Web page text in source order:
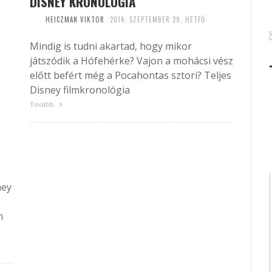
HEICZMAN VIKTOR 2014. SZEPTEMBER 29. HÉTFŐ
Mindig is tudni akartad, hogy mikor
játszódik a Hófehérke? Vajon a mohácsi vész
előtt befért még a Pocahontas sztori? Teljes
Disney filmkronológia
Tovább